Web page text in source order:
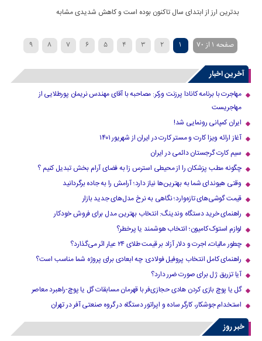
بدترین ارز از ابتدای سال تاکنون بوده است و کاهش شدیدی مشابه
صفحه 1 از 70 1
2
3
4
5
6
7
8
9
10
›
20
30
40
...
» آخرین اخبار
مهاجرت با برنامه کانادا پرزنت ورکر: مصاحبه با آقای مهندس نریمان پورطلایی از
مهاجریست
ایران کمپانی رونمایی شد!
آغاز ارائه ویزا کارت و مستر کارت در ایران از شهریور ۱۴۰۱
سیم کارت گرجستان دائمی در ایران
چگونه مطب پزشکان را از محیطی استرس زا به فضای آرام بخش تبدیل کنیم ؟
وقتی هیوندای شما به بهترین‌ها نیاز دارد؛ آرامش را به جاده برگردانید
قیمت گوشی‌های تازه‌وارد؛ نگاهی به نرخ مدل‌های جدید بازار
راهنمای خرید دستگاه وندینگ: انتخاب بهترین مدل برای فروش خودکار
لوازم استوک کامیون؛ انتخاب هوشمند یا پرخطر؟
چطور مالیات، اجرت و دلار آزاد بر قیمت طلای ۲۴ عیار اثر می‌گذارد؟
راهنمای کامل انتخاب پروفیل فولادی: چه ابعادی برای پروژه شما مناسب است؟
آیا تزریق ژل برای صورت ضرر دارد​؟
گل یا پوچ بازی کردن هادی حجازی‌فر با قهرمان مسابقات گل یا پوچ-راهبرد معاصر
استخدام جوشکار، کارگر ساده و اپراتور دستگاه در گروه صنعتی آفر در تهران
خبر روز